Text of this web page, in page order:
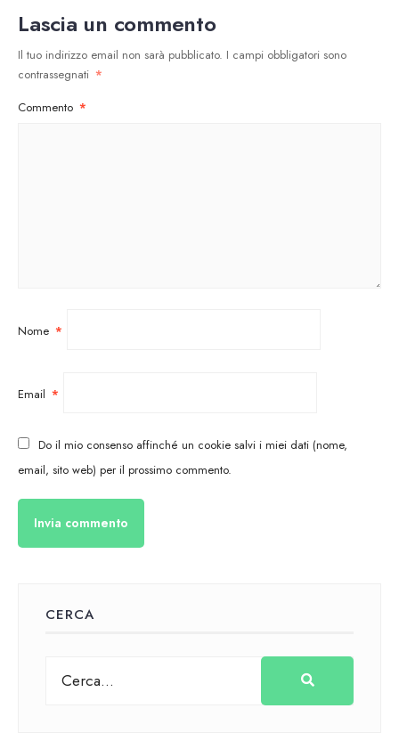
Lascia un commento
Il tuo indirizzo email non sarà pubblicato. I campi obbligatori sono
contrassegnati *
Commento *
Nome *
Email *
Do il mio consenso affinché un cookie salvi i miei dati (nome,
email, sito web) per il prossimo commento.
CERCA